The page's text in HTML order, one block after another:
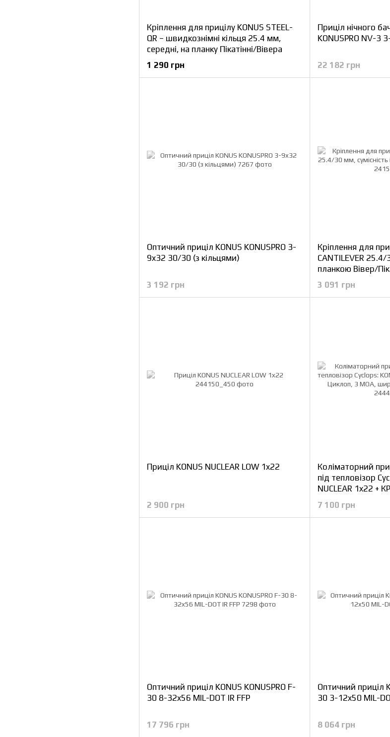
Кріплення для прицілу KONUS STEEL-
QR – швидкознімні кільця 25.4 мм,
середні, на планку Пікатінні/Вівера
1 290 грн
Приціл нічного
KONUSPRO NV-3
22 182 грн
Оптичний приціл KONUS KONUSPRO 3-
9x32 30/30 (з кільцями)
3 192 грн
Кріплення для
CANTILEVER 25.4/
планкою Вівер/
3 091 грн
Приціл KONUS NUCLEAR LOW 1x22
2 900 грн
Коліматорний
під тепловізор
NUCLEAR 1x22 +
широке поле зору
7 100 грн
Оптичний приціл KONUS KONUSPRO F-
30 8-32x56 MIL-DOT IR FFP
17 796 грн
Оптичний приціл
30 3-12x50 MIL-
8 064 грн